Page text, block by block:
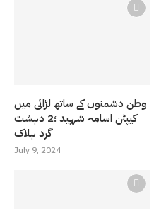
وطن دشمنوں کے ساتھ لڑائی میں
کیپٹن اسامہ شہید ؛2 دہشت
گرد ہلاک
July 9, 2024